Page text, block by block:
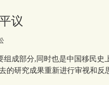
议
成部分,同时也是中国移民史
的研究成果重新进行审视和反